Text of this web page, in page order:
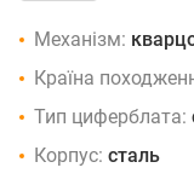
Механізм:
Країна
Тип циферблата:
Корпус: сталь